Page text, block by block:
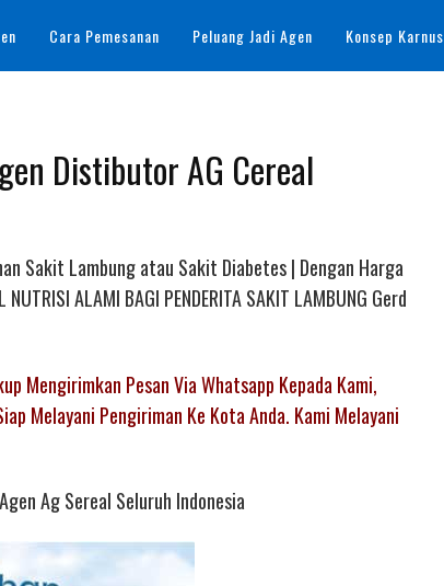
Cara Pemesanan Peluang Jadi Agen Konsep Karnus
Distibutor AG Cereal
Sakit Lambung atau Sakit Diabetes | Dengan Harga
ALAMI BAGI PENDERITA SAKIT LAMBUNG Gerd
Mengirimkan Pesan Via Whatsapp Kepada Kami,
Melayani Pengiriman Ke Kota Anda. Kami Melayani
Ag Sereal Seluruh Indonesia